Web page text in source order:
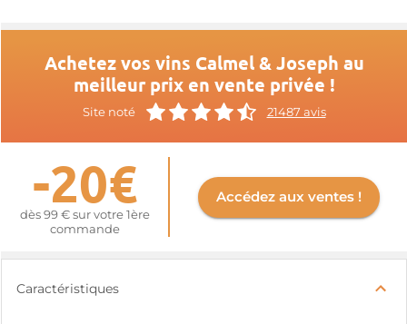
Achetez vos vins Calmel & Joseph au
meilleur prix en vente privée !
Site noté 21487 avis
-20€
dès 99 € sur votre 1ère
commande
Accédez aux ventes !
Caractéristiques